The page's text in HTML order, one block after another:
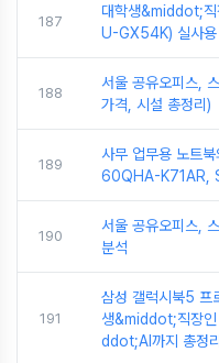
187
대학생&middot;
U-GX54K) 실사용
188
서울 공유오피스,
가격, 시설 총정리)
189
사무 업무용 노트
60QHA-K71AR, S
190
서울 공유오피스,
분석
191
삼성 갤럭시북5
생&middot;직장
ddot;AI까지 총정